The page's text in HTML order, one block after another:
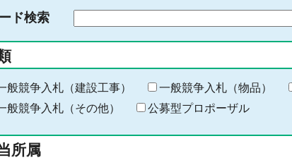
ド検索
る
キ
ー
ー
般競争入札（建設工事） 一般競争入札（物品）
般競争入札（その他）
公募型プロポーザル
所属